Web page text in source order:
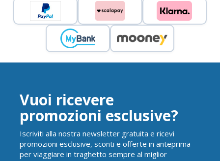
Vuoi ricevere
promozioni esclusive?
Iscriviti alla nostra newsletter gratuita e ricevi
promozioni esclusive, sconti e offerte in anteprima
per viaggiare in traghetto sempre al miglior